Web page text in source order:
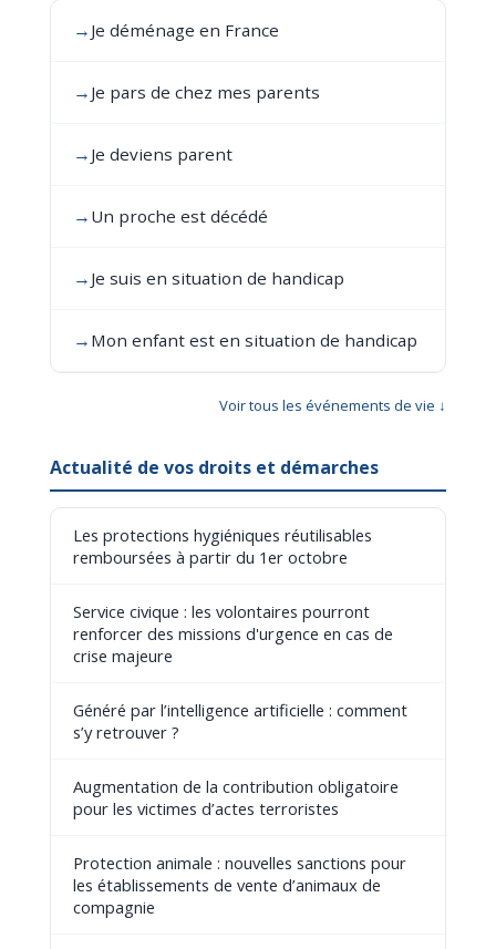
→ Je déménage en France
→ Je pars de chez mes parents
→ Je deviens parent
→ Un proche est décédé
→ Je suis en situation de handicap
→ Mon enfant est en situation de handicap
Voir tous les événements de vie ↓
Actualité de vos droits et démarches
Les protections hygiéniques réutilisables
remboursées à partir du 1er octobre
Service civique : les volontaires pourront
renforcer des missions d'urgence en cas de
crise majeure
Généré par l’intelligence artificielle : comment
s’y retrouver ?
Augmentation de la contribution obligatoire
pour les victimes d’actes terroristes
Protection animale : nouvelles sanctions pour
les établissements de vente d’animaux de
compagnie